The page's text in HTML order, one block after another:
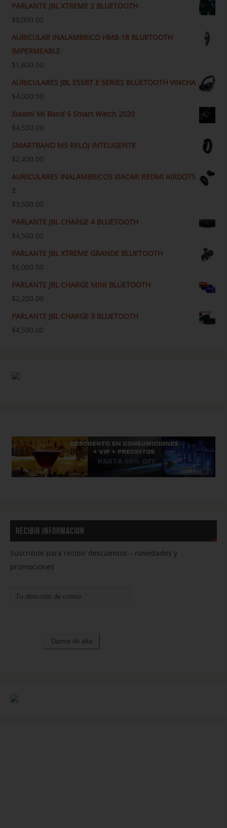
PARLANTE JBL XTREME 2 BLUETOOTH
$8,000.00
AURICULAR INALAMBRICO HMB-18 BLUETOOTH
IMPERMEABLE
$1,600.00
AURICULARES JBL E55BT E SERIES BLUETOOTH VINCHA
$4,000.00
Xiaomi Mi Band 5 Smart Watch 2020
$4,500.00
SMARTBAND M5 RELOJ INTELIGENTE
$2,400.00
AURICULARES INALAMBRICOS XIAOMI REDMI AIRDOTS
2
$3,500.00
PARLANTE JBL CHARGE 4 BLUETOOTH
$4,500.00
PARLANTE JBL XTREME GRANDE BLUETOOTH
$6,000.00
PARLANTE JBL CHARGE MINI BLUETOOTH
$2,200.00
PARLANTE JBL CHARGE 3 BLUETOOTH
$4,500.00
RECIBIR INFORMACION
Suscribite para recibir descuentos – novedades y
promociones